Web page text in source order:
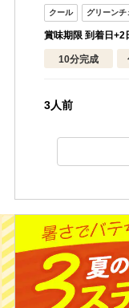
賞味期限 到着日+2
10分完成
3人前